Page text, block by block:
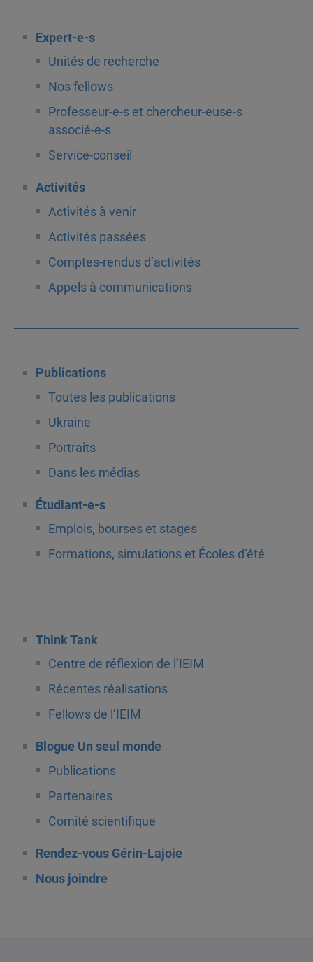
Expert-e-s
Unités de recherche
Nos fellows
Professeur-e-s et chercheur-euse-s
associé-e-s
Service-conseil
Activités
Activités à venir
Activités passées
Comptes-rendus d’activités
Appels à communications
Publications
Toutes les publications
Ukraine
Portraits
Dans les médias
Étudiant-e-s
Emplois, bourses et stages
Formations, simulations et Écoles d’été
Think Tank
Centre de réflexion de l’IEIM
Récentes réalisations
Fellows de l’IEIM
Blogue Un seul monde
Publications
Partenaires
Comité scientifique
Rendez-vous Gérin-Lajoie
Nous joindre